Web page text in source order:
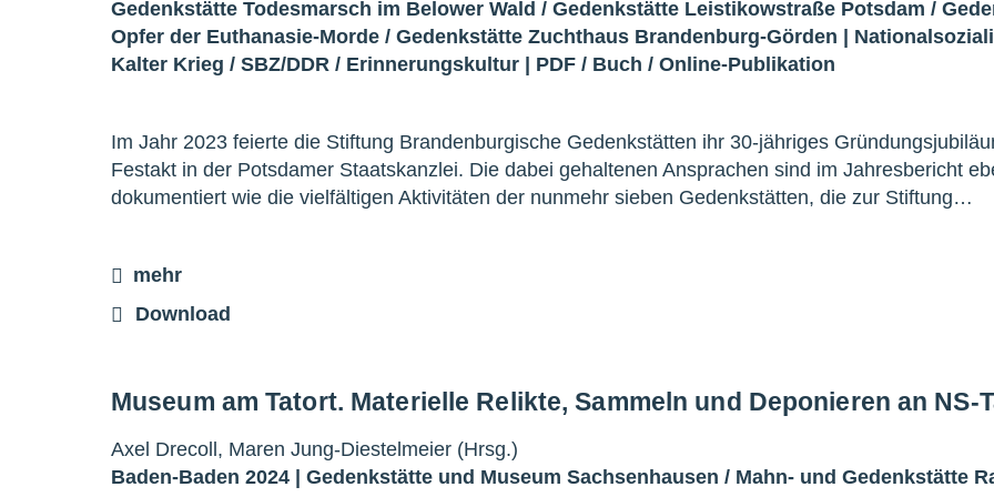
Gedenkstätte Todesmarsch im Belower Wald / Gedenkstätte Leistikowstraße Potsdam /
Opfer der Euthanasie-Morde / Gedenkstätte Zuchthaus Brandenburg-Görden |
Kalter Krieg / SBZ/DDR / Erinnerungskultur | PDF / Buch / Online-Publikation
Im Jahr 2023 feierte die Stiftung Brandenburgische Gedenkstätten ihr 30-jähriges
Festakt in der Potsdamer Staatskanzlei. Die dabei gehaltenen Ansprachen sind im Jahresbericht
dokumentiert wie die vielfältigen Aktivitäten der nunmehr sieben Gedenkstätten, die zur Stiftung…
mehr
Download
Museum am Tatort. Materielle Relikte, Sammeln und Deponieren an NS-
Axel Drecoll, Maren Jung-Diestelmeier (Hrsg.)
Baden-Baden 2024 | Gedenkstätte und Museum Sachsenhausen / Mahn- und Gedenkstätte